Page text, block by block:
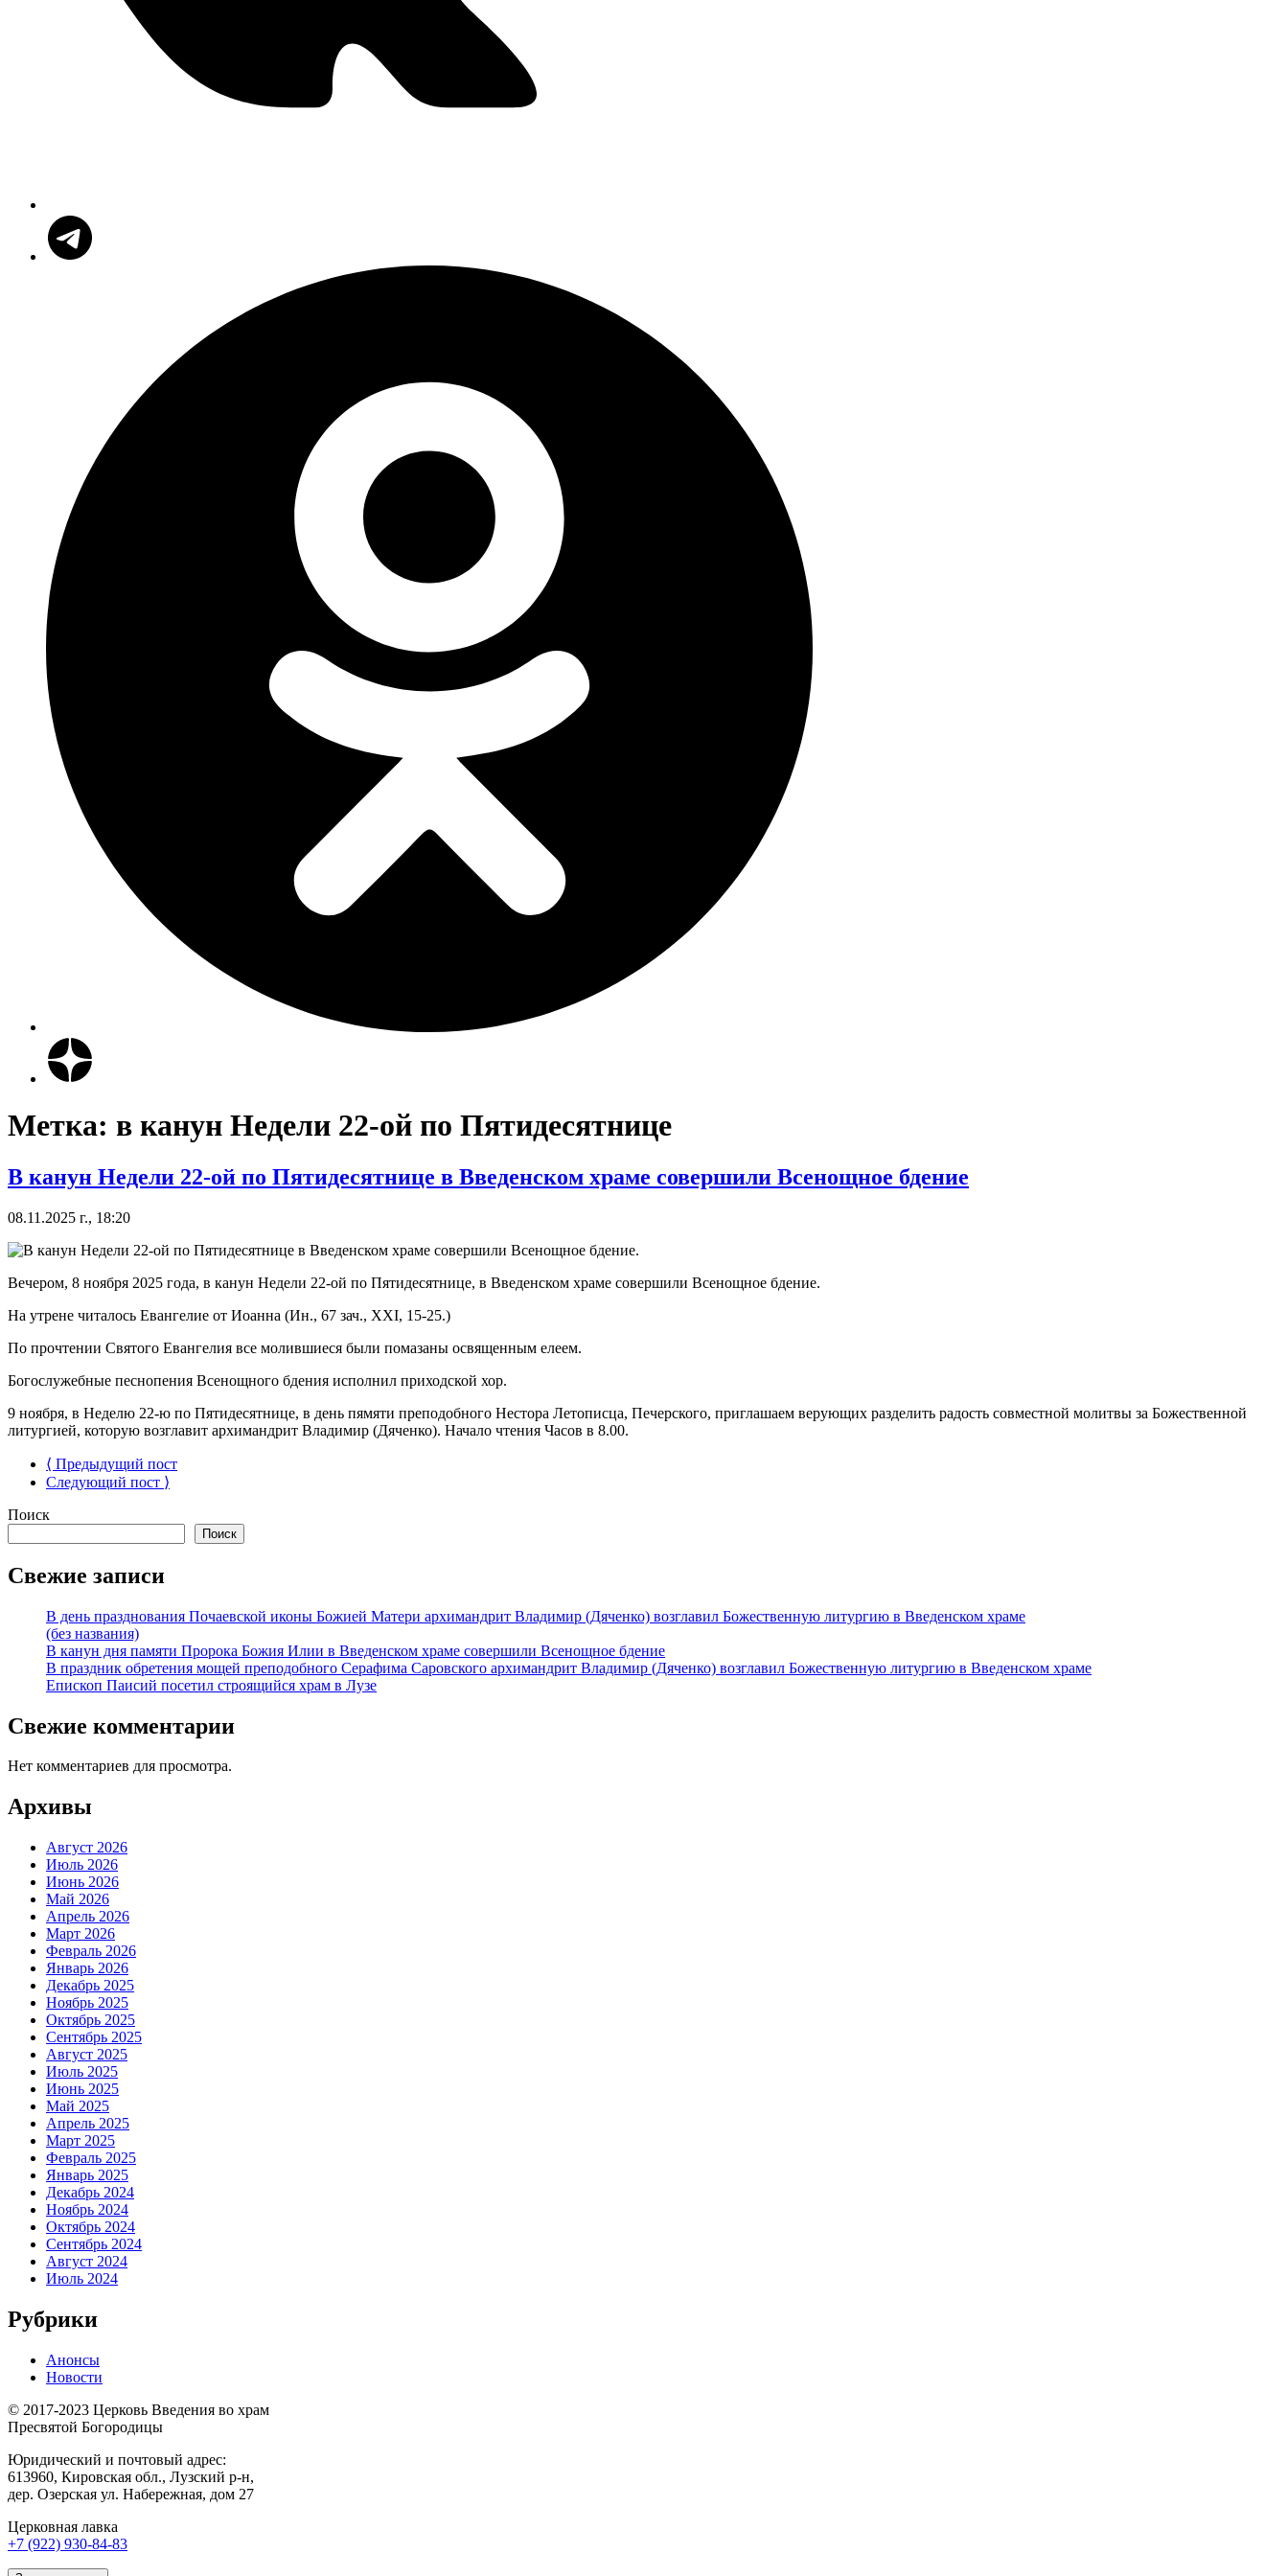
Метка: в канун Недели 22-ой по Пятидесятнице
В канун Недели 22-ой по Пятидесятнице в Введенском храме совершили Всенощное бдение
08.11.2025 г., 18:20
Вечером, 8 ноября 2025 года, в канун Недели 22-ой по Пятидесятнице, в Введенском храме совершили Всенощное бдение.
На утрене читалось Евангелие от Иоанна (Ин., 67 зач., XXI, 15-25.)
По прочтении Святого Евангелия все молившиеся были помазаны освященным елеем.
Богослужебные песнопения Всенощного бдения исполнил приходской хор.
9 ноября, в Неделю 22-ю по Пятидесятнице, в день пямяти преподобного Нестора Летописца, Печерского, приглашаем верующих разделить радость совместной молитвы за Божественной
литургией, которую возглавит архимандрит Владимир (Дяченко). Начало чтения Часов в 8.00.
⟨ Предыдущий пост
Следующий пост ⟩
Поиск
Поиск
Свежие записи
В день празднования Почаевской иконы Божией Матери архимандрит Владимир (Дяченко) возглавил Божественную литургию в Введенском храме
(без названия)
В канун дня памяти Пророка Божия Илии в Введенском храме совершили Всенощное бдение
В праздник обретения мощей преподобного Серафима Саровского архимандрит Владимир (Дяченко) возглавил Божественную литургию в Введенском храме
Епископ Паисий посетил строящийся храм в Лузе
Свежие комментарии
Нет комментариев для просмотра.
Архивы
Август 2026
Июль 2026
Июнь 2026
Май 2026
Апрель 2026
Март 2026
Февраль 2026
Январь 2026
Декабрь 2025
Ноябрь 2025
Октябрь 2025
Сентябрь 2025
Август 2025
Июль 2025
Июнь 2025
Май 2025
Апрель 2025
Март 2025
Февраль 2025
Январь 2025
Декабрь 2024
Ноябрь 2024
Октябрь 2024
Сентябрь 2024
Август 2024
Июль 2024
Рубрики
Анонсы
Новости
© 2017-2023 Церковь Введения во храм
Пресвятой Богородицы
Юридический и почтовый адрес:
613960, Кировская обл., Лузский р-н,
дер. Озерская ул. Набережная, дом 27
Церковная лавка
+7 (922) 930-84-83